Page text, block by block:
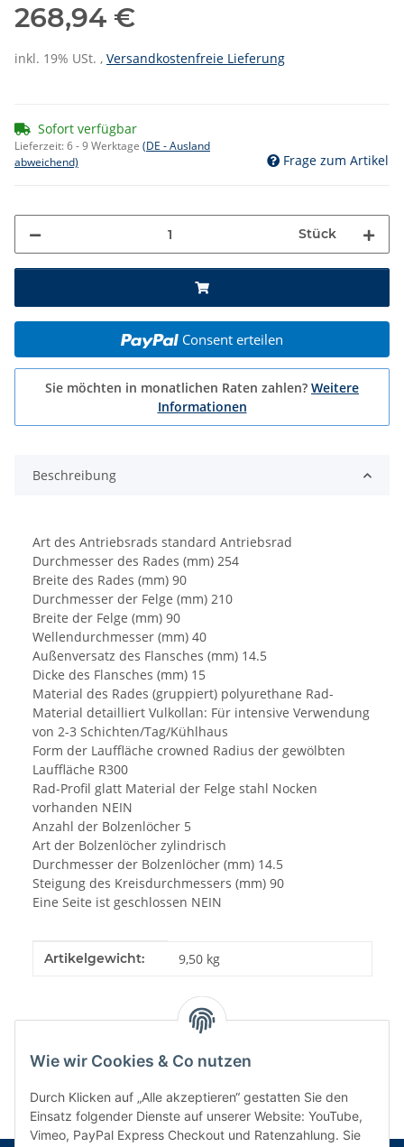
Wie wir Cookies & Co nutzen
Durch Klicken auf „Alle akzeptieren“ gestatten Sie den
Einsatz folgender Dienste auf unserer Website: YouTube,
Vimeo, PayPal Express Checkout und Ratenzahlung. Sie
268,94 €
inkl. 19% USt. , Versandkostenfreie Lieferung
Sofort verfügbar
Lieferzeit:6 - 9 Werktage (DE - Ausland
abweichend)
Frage zum Artikel
Stück
Consent erteilen
Sie möchten in monatlichen Raten zahlen? Weitere
Informationen
Beschreibung
Art des Antriebsrads standard Antriebsrad
Durchmesser des Rades (mm) 254
Breite des Rades (mm) 90
Durchmesser der Felge (mm) 210
Breite der Felge (mm) 90
Wellendurchmesser (mm) 40
Außenversatz des Flansches (mm) 14.5
Dicke des Flansches (mm) 15
Material des Rades (gruppiert) polyurethane Rad-
Material detailliert Vulkollan: Für intensive Verwendung
von 2-3 Schichten/Tag/Kühlhaus
Form der Lauffläche crowned Radius der gewölbten
Lauffläche R300
Rad-Profil glatt Material der Felge stahl Nocken
vorhanden NEIN
Anzahl der Bolzenlöcher 5
Art der Bolzenlöcher zylindrisch
Durchmesser der Bolzenlöcher (mm) 14.5
Steigung des Kreisdurchmessers (mm) 90
Eine Seite ist geschlossen NEIN
Produkteigenschaft
Wert
Artikelgewicht: 9,50 kg